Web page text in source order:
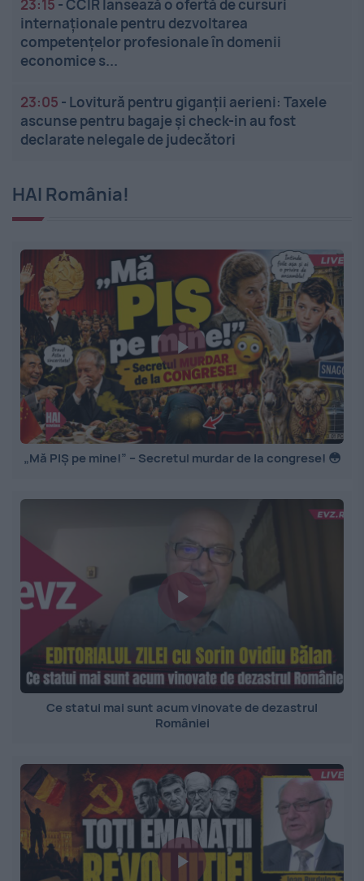
23:15 -CCIR lansează o ofertă de cursuri
internaționale pentru dezvoltarea
competențelor profesionale în domenii
economice s...
23:05 - Lovitură pentru giganții aerieni: Taxele
ascunse pentru bagaje și check-in au fost
declarate nelegale de judecători
HAI România!
„Mă PIȘ pe mine!” – Secretul murdar de la congrese! 😳
Ce statui mai sunt acum vinovate de dezastrul
României